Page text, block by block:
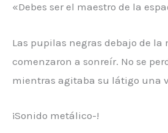
«Debes ser el maestro de la
Las pupilas negras debajo de la
comenzaron a sonreír. No se
mientras agitaba su látigo una
¡Sonido metálico-!